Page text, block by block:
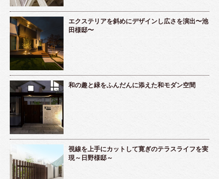
エクステリアを斜めにデザインし広さを演出〜池
田様邸〜
和の趣と緑をふんだんに添えた和モダン空間
視線を上手にカットして寛ぎのテラスライフを実
現～日野様邸～